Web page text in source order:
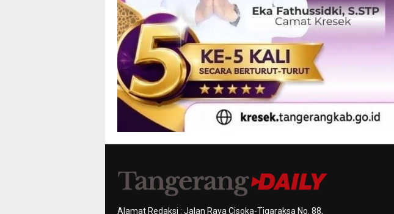
Alamat Redaksi : Jalan Raya Cisoka-Tigaraksa No. 88,